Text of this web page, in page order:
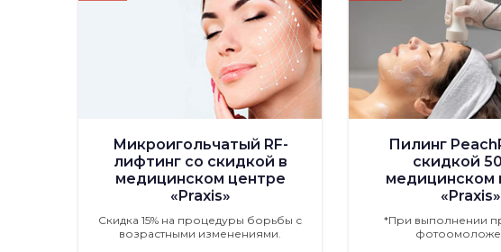
Микроигольчатый RF-
лифтинг со скидкой в
медицинском центре
«Praxis»
Скидка 15% на процедуры борьбы с
возрастными изменениями.
Пилинг
скидкой
медицинском
«Praxis»
*При выполнении